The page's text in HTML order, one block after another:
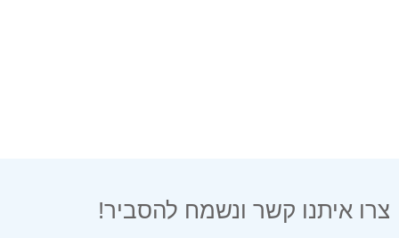
איתנו קשר ונשמח להסביר!